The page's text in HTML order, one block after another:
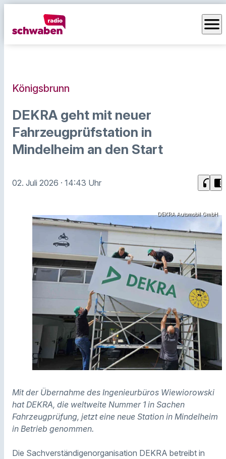
menu
Königsbrunn
DEKRA geht mit neuer
Fahrzeugprüfstation in
Mindelheim an den Start
02. Juli 2026 · 14:43 Uhr headphones chrome_reader_mode
DEKRA Automobil GmbH
Mit der Übernahme des Ingenieurbüros Wiewiorowski
hat DEKRA, die weltweite Nummer 1 in Sachen
Fahrzeugprüfung, jetzt eine neue Station in Mindelheim
in Betrieb genommen.
Die Sachverständigenorganisation DEKRA betreibt in